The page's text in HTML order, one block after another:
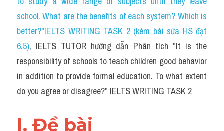
Cách dùng từ
Task 1
Đề thi IELTS thật
Phân biệt từ
school. What are the benefits of each system? Which is
better?"IELTS WRITING TASK 2 (kèm bài sửa HS đạt
6.5), IELTS TUTOR hướng dẫn Phân tích "It is the
responsibility of schools to teach children good behavior
in addition to provide formal education. To what extent
do you agree or disagree?" IELTS WRITING TASK 2
I. Đề bài